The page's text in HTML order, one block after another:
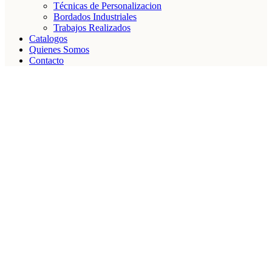
Técnicas de Personalizacion
Bordados Industriales
Trabajos Realizados
Catalogos
Quienes Somos
Contacto